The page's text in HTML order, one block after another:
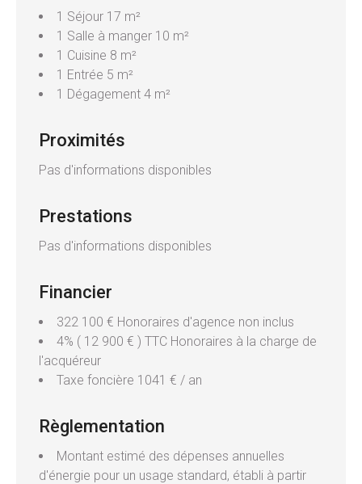
1 Séjour 17 m²
1 Salle à manger 10 m²
1 Cuisine 8 m²
1 Entrée 5 m²
1 Dégagement 4 m²
Proximités
Pas d'informations disponibles
Prestations
Pas d'informations disponibles
Financier
322 100 € Honoraires d'agence non inclus
4% ( 12 900 € ) TTC Honoraires à la charge de
l'acquéreur
Taxe foncière 1041 € / an
Règlementation
Montant estimé des dépenses annuelles
d'énergie pour un usage standard, établi à partir